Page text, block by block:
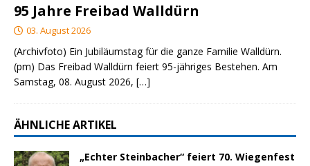
95 Jahre Freibad Walldürn
03. August 2026
(Archivfoto) Ein Jubiläumstag für die ganze Familie Walldürn.
(pm) Das Freibad Walldürn feiert 95-jähriges Bestehen. Am
Samstag, 08. August 2026, […]
ÄHNLICHE ARTIKEL
„Echter Steinbacher“ feiert 70. Wiegenfest